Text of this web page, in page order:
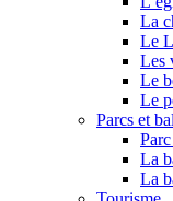
La
Le
Les
Le
Le
Parcs et
La
La